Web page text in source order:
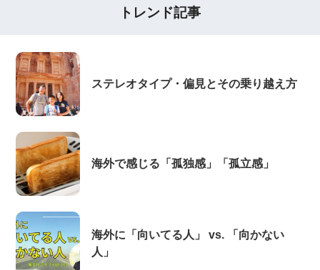
トレンド記事
ステレオタイプ・偏見とその乗り越え方
海外で感じる「孤独感」「孤立感」
海外に「向いてる人」 vs. 「向かない
人」